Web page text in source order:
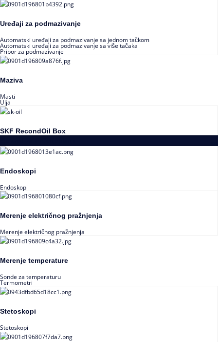
Uređaji za podmazivanje
Automatski uređaji za podmazivanje sa jednom tačkom
Automatski uređaji za podmazivanje sa više tačaka
Pribor za podmazivanje
Maziva
Masti
Ulja
SKF RecondOil Box
Endoskopi
Endoskopi
Merenje električnog pražnjenja
Merenje električnog pražnjenja
Merenje temperature
Sonde za temperaturu
Termometri
Stetoskopi
Stetoskopi